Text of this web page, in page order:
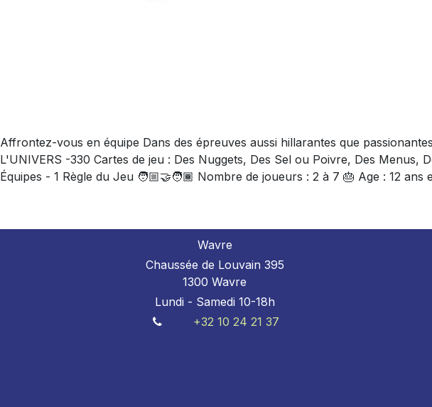
Affrontez-vous en équipe Dans des épreuves aussi hillarantes que
L'UNIVERS -330 Cartes de jeu : Des Nuggets, Des Sel ou Poivre, Des
Équipes - 1 Règle du Jeu 🧑🏼‍🤝‍🧑🏾 Nombre de joueurs : 2 à 7 🎂 Age : 12 ans
Wavre
Chaussée de Louvain 395
1300 Wavre
Lundi - Samedi 10-18h
+32 10 24 21 37